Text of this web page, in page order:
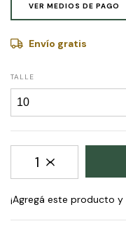
VER MEDIOS DE PAGO
Envío gratis
TALLE
¡Agregá este producto y